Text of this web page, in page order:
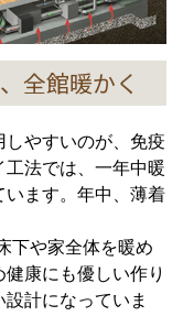
全館暖かく
しやすいのが、免疫
法では、一年中暖
います。年中、薄着
下や家全体を暖め
康にも優しい作り
計になっていま